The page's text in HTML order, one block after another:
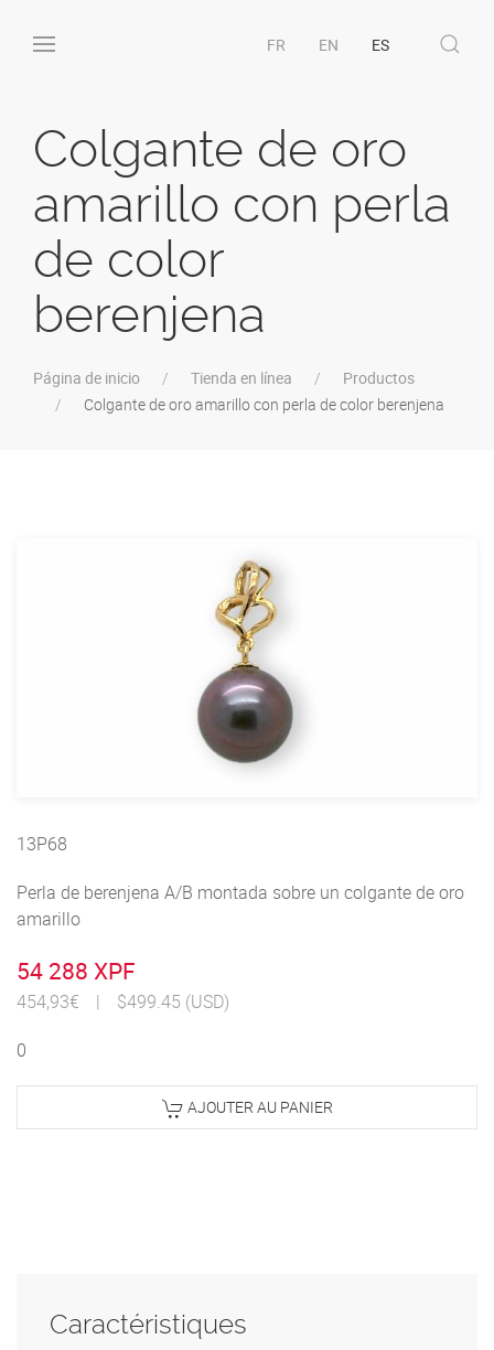
FR EN ES
Colgante de oro
amarillo con perla
de color
berenjena
Página de inicio Tienda en línea
Productos
Colgante de oro amarillo con perla de color berenjena
13P68
Perla de berenjena A/B montada sobre un colgante de oro
amarillo
54 288 XPF
454,93€ |
$499.45 (USD)
0
AJOUTER AU PANIER
Caractéristiques